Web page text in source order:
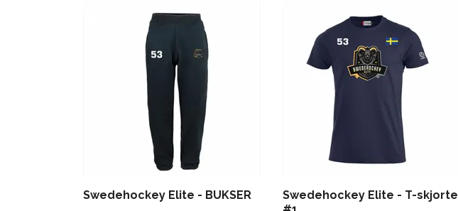
Swedehockey Elite - BUKSER
Swedehockey Elite - T-skjorte